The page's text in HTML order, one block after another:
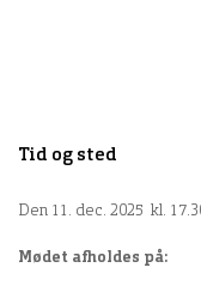
Tid og sted
Den 11. dec. 2025 kl.
Mødet afholdes på: